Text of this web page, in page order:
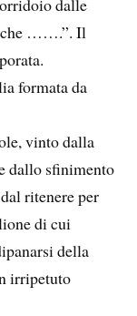
dalle
…….”. Il
formata da
vinto dalla
dallo sfinimento
ritenere per
di cui
della
irripetuto